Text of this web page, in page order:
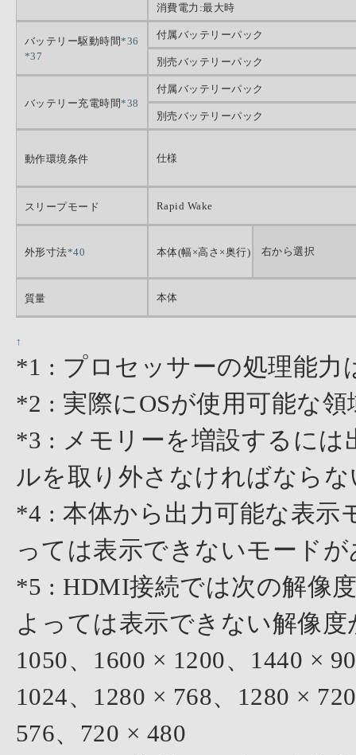
消費電力:最大時
バッテリー駆動時間*36
*37
付属バッテリーパック
別売バッテリーパック
バッテリー充電時間*38
付属バッテリーパック
別売バッテリーパック
動作環境条件 仕様
スリープモード Rapid Wake
外形寸法*40 本体(幅×高さ×奥行) 右から選択
質量 本体
↑
*1 : プロセッサーの処理能力
*2 : 実際にOSが使用可能な
*3 : メモリーを増設するには
ルを取り外さなければなら
*4 : 本体から出力可能な表示
っては表示できないモード
*5 : HDMI接続では次の解像
よっては表示できない解像度
1050、1600 × 1200、1440 ×
1024、1280 × 768、1280 ×
576、720 × 480